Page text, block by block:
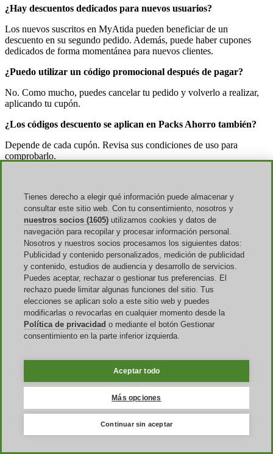
¿Hay descuentos dedicados para nuevos usuarios?
Los nuevos suscritos en MyAtida pueden beneficiar de un
descuento en su segundo pedido. Además, puede haber cupones
dedicados de forma momentánea para nuevos clientes.
¿Puedo utilizar un código promocional después de pagar?
No. Como mucho, puedes cancelar tu pedido y volverlo a realizar,
aplicando tu cupón.
¿Los códigos descuento se aplican en Packs Ahorro también?
Depende de cada cupón. Revisa sus condiciones de uso para
comprobarlo.
Sí, el Atida Cash acumulado tiene una validez de 365 días.
¿Tengo que pagar los gastos de envío?
Solo en pedidos inferiores a la compra mínima establecida para el
envío gratuito.
¿Los descuentos se aplican a los gastos de entrega también?
No, salvo en casos específicos. El descuento se aplica al precio total
de tu compra, en el cual se estiman sucesivamente los eventuales
gastos de envío.
¿Cuánto tiempo tengo para devolver mi pedido?
¿Tengo que hacerme cargo de los gastos de devolución?
No, los gastos de devolución son a cargo de la tienda.
¿Cuáles son los métodos de pago disponibles?
Se aceptan pagos con tarjeta de crédito (Visa, Mastercard), PayPal,
Tienes derecho a elegir qué información puede almacenar y
consultar este sitio web. Con tu consentimiento, nosotros y
nuestros socios (1605) utilizamos cookies y datos de
navegación para recopilar y procesar información personal.
Nosotros y nuestros socios procesamos los siguientes datos:
Publicidad y contenido personalizados, medición de publicidad
y contenido, estudios de audiencia y desarrollo de servicios.
Puedes aceptar, rechazar o gestionar tus preferencias. El
rechazo puede limitar algunas funciones del sitio. Tus
elecciones se aplican solo a este sitio web y puedes
modificarlas o revocarlas en cualquier momento desde la
Política de privacidad o mediante el botón Gestionar
consentimiento en la parte inferior izquierda.
Aceptar todo
Más opciones
Continuar sin aceptar